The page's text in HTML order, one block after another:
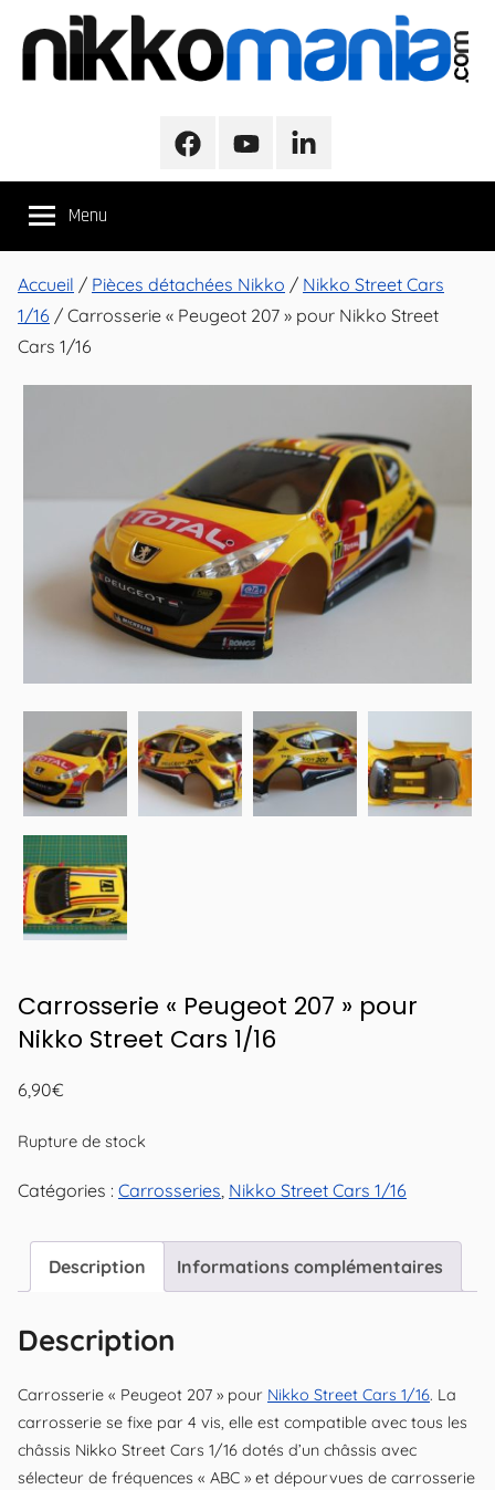
contenu
NikkoMania
Véhicules
Nikko
Evo
Pro-
FacebookYoutubeLinkedIn
Menu
Accueil / Pièces détachées Nikko / Nikko Street Cars
1/16 / Carrosserie « Peugeot 207 » pour Nikko Street
Cars 1/16
Carrosserie « Peugeot 207 » pour
Nikko Street Cars 1/16
6,90€
Rupture de stock
Catégories : Carrosseries, Nikko Street Cars 1/16
Description Informations complémentaires
Description
Carrosserie « Peugeot 207 » pour Nikko Street Cars 1/16. La
carrosserie se fixe par 4 vis, elle est compatible avec tous les
châssis Nikko Street Cars 1/16 dotés d’un châssis avec
sélecteur de fréquences « ABC » et dépourvues de carrosserie